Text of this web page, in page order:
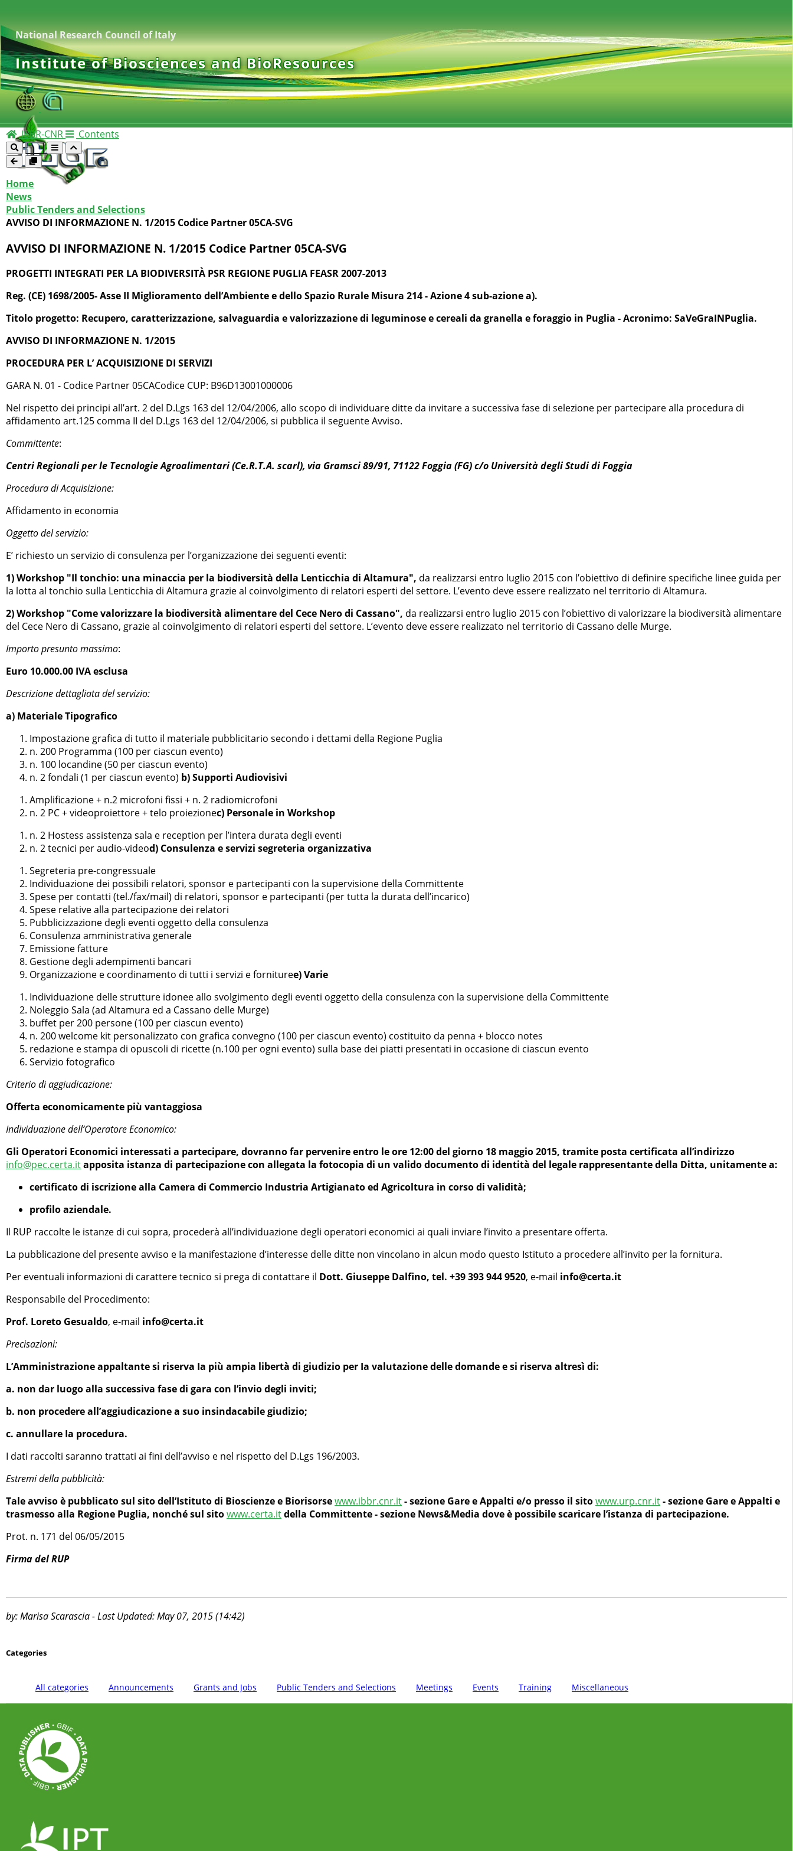
National Research Council of Italy
Institute of Biosciences and BioResources
IBBR-CNR Contents
Home
News
Public Tenders and Selections
AVVISO DI INFORMAZIONE N. 1/2015 Codice Partner 05CA-SVG
AVVISO DI INFORMAZIONE N. 1/2015 Codice Partner 05CA-SVG
PROGETTI INTEGRATI PER LA BIODIVERSITÀ PSR REGIONE PUGLIA FEASR 2007-2013
Reg. (CE) 1698/2005- Asse II Miglioramento dell’Ambiente e dello Spazio Rurale Misura 214 - Azione 4 sub-azione a).
Titolo progetto: Recupero, caratterizzazione, salvaguardia e valorizzazione di leguminose e cereali da granella e foraggio in Puglia - Acronimo: SaVeGraINPuglia.
AVVISO DI INFORMAZIONE N. 1/2015
PROCEDURA PER L’ ACQUISIZIONE DI SERVIZI
GARA N. 01 - Codice Partner 05CACodice CUP: B96D13001000006
Nel rispetto dei principi all’art. 2 del D.Lgs 163 del 12/04/2006, allo scopo di individuare ditte da invitare a successiva fase di selezione per partecipare alla procedura di
affidamento art.125 comma II del D.Lgs 163 del 12/04/2006, si pubblica il seguente Avviso.
Committente:
Centri Regionali per le Tecnologie Agroalimentari (Ce.R.T.A. scarl), via Gramsci 89/91, 71122 Foggia (FG) c/o Università degli Studi di Foggia
Procedura di Acquisizione:
Affidamento in economia
Oggetto del servizio:
E’ richiesto un servizio di consulenza per l’organizzazione dei seguenti eventi:
1) Workshop "Il tonchio: una minaccia per la biodiversità della Lenticchia di Altamura", da realizzarsi entro luglio 2015 con l’obiettivo di definire specifiche linee guida per
la lotta al tonchio sulla Lenticchia di Altamura grazie al coinvolgimento di relatori esperti del settore. L’evento deve essere realizzato nel territorio di Altamura.
2) Workshop "Come valorizzare la biodiversità alimentare del Cece Nero di Cassano", da realizzarsi entro luglio 2015 con l’obiettivo di valorizzare la biodiversità alimentare
del Cece Nero di Cassano, grazie al coinvolgimento di relatori esperti del settore. L’evento deve essere realizzato nel territorio di Cassano delle Murge.
Importo presunto massimo:
Euro 10.000.00 IVA esclusa
Descrizione dettagliata del servizio:
a) Materiale Tipografico
Impostazione grafica di tutto il materiale pubblicitario secondo i dettami della Regione Puglia
n. 200 Programma (100 per ciascun evento)
n. 100 locandine (50 per ciascun evento)
n. 2 fondali (1 per ciascun evento) b) Supporti Audiovisivi
Amplificazione + n.2 microfoni fissi + n. 2 radiomicrofoni
n. 2 PC + videoproiettore + telo proiezionec) Personale in Workshop
n. 2 Hostess assistenza sala e reception per l’intera durata degli eventi
n. 2 tecnici per audio-videod) Consulenza e servizi segreteria organizzativa
Segreteria pre-congressuale
Individuazione dei possibili relatori, sponsor e partecipanti con la supervisione della Committente
Spese per contatti (tel./fax/mail) di relatori, sponsor e partecipanti (per tutta la durata dell’incarico)
Spese relative alla partecipazione dei relatori
Pubblicizzazione degli eventi oggetto della consulenza
Consulenza amministrativa generale
Emissione fatture
Gestione degli adempimenti bancari
Organizzazione e coordinamento di tutti i servizi e fornituree) Varie
Individuazione delle strutture idonee allo svolgimento degli eventi oggetto della consulenza con la supervisione della Committente
Noleggio Sala (ad Altamura ed a Cassano delle Murge)
buffet per 200 persone (100 per ciascun evento)
n. 200 welcome kit personalizzato con grafica convegno (100 per ciascun evento) costituito da penna + blocco notes
redazione e stampa di opuscoli di ricette (n.100 per ogni evento) sulla base dei piatti presentati in occasione di ciascun evento
Servizio fotografico
Criterio di aggiudicazione:
Offerta economicamente più vantaggiosa
Individuazione dell’Operatore Economico:
Gli Operatori Economici interessati a partecipare, dovranno far pervenire entro le ore 12:00 del giorno 18 maggio 2015, tramite posta certificata all’indirizzo
info@pec.certa.itapposita istanza di partecipazione con allegata la fotocopia di un valido documento di identità del legale rappresentante della Ditta, unitamente a:
certificato di iscrizione alla Camera di Commercio Industria Artigianato ed Agricoltura in corso di validità;
profilo aziendale.
Il RUP raccolte le istanze di cui sopra, procederà all’individuazione degli operatori economici ai quali inviare l’invito a presentare offerta.
La pubblicazione del presente avviso e Ia manifestazione d’interesse delle ditte non vincolano in alcun modo questo Istituto a procedere all’invito per la fornitura.
Per eventuali informazioni di carattere tecnico si prega di contattare il Dott. Giuseppe Dalfino, tel. +39 393 944 9520, e-mail info@certa.it
Responsabile del Procedimento:
Prof. Loreto Gesualdo, e-mail info@certa.it
Precisazioni:
L’Amministrazione appaltante si riserva Ia più ampia libertà di giudizio per Ia valutazione delle domande e si riserva altresì di:
a. non dar luogo alla successiva fase di gara con l’invio degli inviti;
b. non procedere all’aggiudicazione a suo insindacabile giudizio;
c. annullare Ia procedura.
I dati raccolti saranno trattati ai fini dell’avviso e nel rispetto del D.Lgs 196/2003.
Estremi della pubblicità:
Tale avviso è pubblicato sul sito dell’Istituto di Bioscienze e Biorisorsewww.ibbr.cnr.it- sezione Gare e Appalti e/o presso il sitowww.urp.cnr.it- sezione Gare e Appalti e
trasmesso alla Regione Puglia, nonché sul sitowww.certa.itdella Committente - sezione News&Media dove è possibile scaricare l’istanza di partecipazione.
Prot. n. 171 del 06/05/2015
Firma del RUP
by: Marisa Scarascia - Last Updated: May 07, 2015 (14:42)
Categories
All categories Announcements Grants and Jobs Public Tenders and Selections Meetings Events Training Miscellaneous